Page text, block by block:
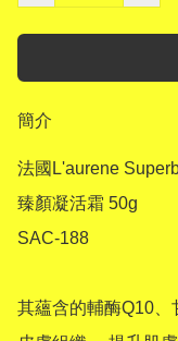
簡介
法國L'aurene
臻顏凝活霜 50g
SAC-188
其蘊含的輔酶Q10